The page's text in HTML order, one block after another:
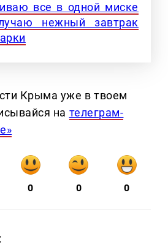
все в одной миске
нежный завтрак
Крыма уже в твоем
на телеграм-
0 0 0